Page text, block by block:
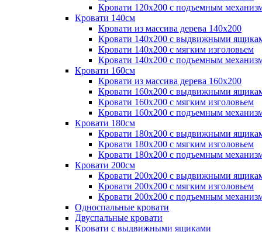
Кровати 120х200 с подъемным
Кровати 140см
Кровати из массива дерева 140х200
Кровати 140х200 с выдвижными
Кровати 140х200 с мягким изголовьем
Кровати 140х200 с подъемным
Кровати 160см
Кровати из массива дерева 160х200
Кровати 160х200 с выдвижными
Кровати 160х200 с мягким изголовьем
Кровати 160х200 с подъемным
Кровати 180см
Кровати 180х200 с выдвижными
Кровати 180х200 с мягким изголовьем
Кровати 180х200 с подъемным
Кровати 200см
Кровати 200х200 с выдвижными
Кровати 200х200 с мягким изголовьем
Кровати 200х200 с подъемным
Односпальные кровати
Двуспальные кровати
Кровати с выдвижными ящиками